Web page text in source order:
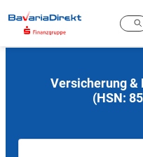
Hauptinhalt
Versicherung &
(HSN: